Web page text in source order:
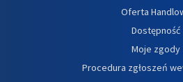
Oferta
Dostępność
Moje zgody
Procedura zgłoszeń